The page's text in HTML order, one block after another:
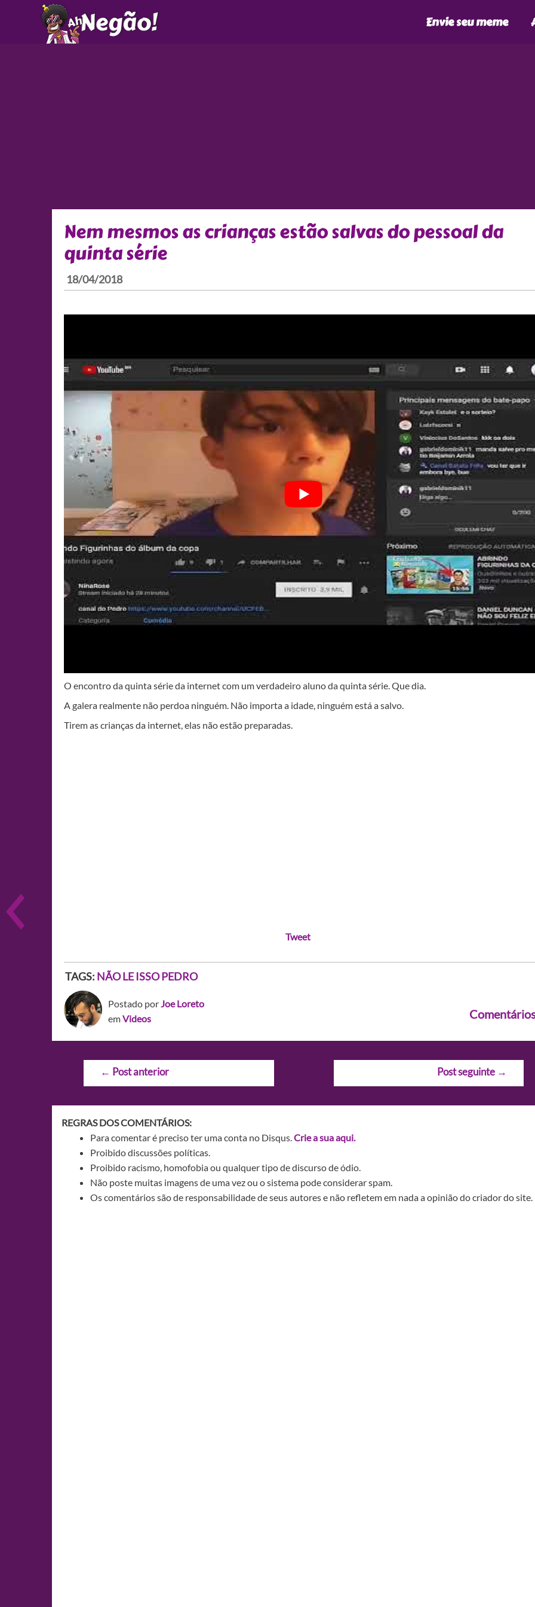
Envie seu meme
Nem mesmos as crianças estão salvas do pessoal da
quinta série
18/04/2018
O encontro da quinta série da internet com um verdadeiro aluno da quinta série. Que dia.
A galera realmente não perdoa ninguém. Não importa a idade, ninguém está a salvo.
Tirem as crianças da internet, elas não estão preparadas.
Tweet
TAGS: NÃO LE ISSO PEDRO
Postado porJoe Loreto
emVideos
Navegação
← Post anterior Post seguinte →
REGRAS DOS COMENTÁRIOS:
Para comentar é preciso ter uma conta no Disqus.Crie a sua aqui.
Proibido discussões políticas.
Proibido racismo, homofobia ou qualquer tipo de discurso de ódio.
Não poste muitas imagens de uma vez ou o sistema pode considerar spam.
Os comentários são de responsabilidade de seus autores e não refletem em nada a opinião do criador do site.